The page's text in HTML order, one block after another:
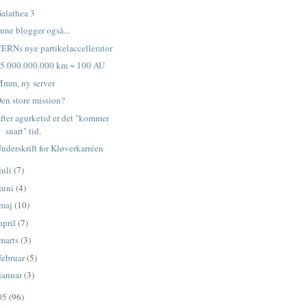
3
blogger også...
nye partikelaccellerator
km ~ 100 AU
ny server
store mission?
agurketid er det "kommer
snart" tid.
for Kløverkarréen
(7)
(4)
(10)
(7)
(3)
(5)
(3)
(96)